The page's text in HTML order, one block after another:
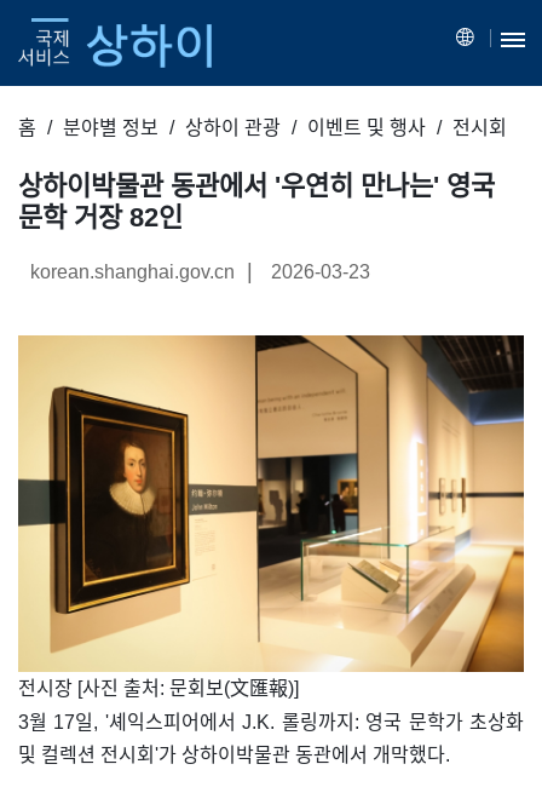
홈 분야별 정보 상하이 관광 이벤트 및 행사 전시회
상하이박물관 동관에서 '우연히 만나는' 영국
문학 거장 82인
korean.shanghai.gov.cn | 2026-03-23
​전시장 [사진 출처: 문회보(文匯報)]
3월 17일, '셰익스피어에서 J.K. 롤링까지: 영국 문학가 초상화
및 컬렉션 전시회'가 상하이박물관 동관에서 개막했다.